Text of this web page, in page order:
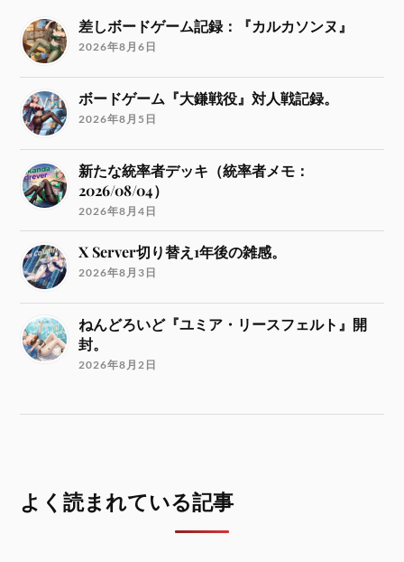
差しボードゲーム記録：『カルカソンヌ』
2026年8月6日
ボードゲーム『大鎌戦役』対人戦記録。
2026年8月5日
新たな統率者デッキ（統率者メモ：
2026/08/04）
2026年8月4日
X Server切り替え1年後の雑感。
2026年8月3日
ねんどろいど『ユミア・リースフェルト』開
封。
2026年8月2日
よく読まれている記事